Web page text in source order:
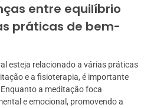
entre equilíbrio
práticas de bem-
esteja relacionado a várias práticas
e a fisioterapia, é importante
a meditação foca
e emocional, promovendo a